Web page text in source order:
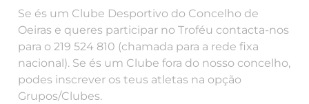
Se és um Clube Desportivo do Concelho de
Oeiras e queres participar no Troféu contacta-nos
para o 219 524 810 (chamada para a rede fixa
nacional). Se és um Clube fora do nosso concelho,
podes inscrever os teus atletas na opção
Grupos/Clubes.